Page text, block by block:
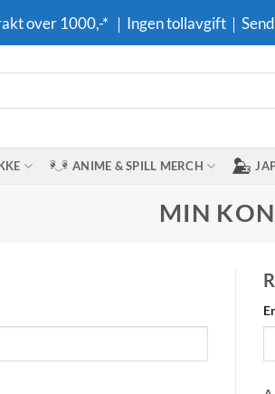
over 1000,-* ｜Ingen tollavgift｜
ANIME & SPILL MERCH
MIN